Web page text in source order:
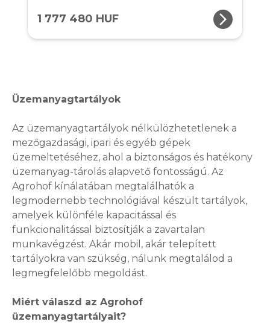
1 777 480 HUF arrow_forward_ios
Üzemanyagtartályok
Az üzemanyagtartályok nélkülözhetetlenek a
mezőgazdasági, ipari és egyéb gépek
üzemeltetéséhez, ahol a biztonságos és hatékony
üzemanyag-tárolás alapvető fontosságú. Az
Agrohof kínálatában megtalálhatók a
legmodernebb technológiával készült tartályok,
amelyek különféle kapacitással és
funkcionalitással biztosítják a zavartalan
munkavégzést. Akár mobil, akár telepített
tartályokra van szükség, nálunk megtalálod a
legmegfelelőbb megoldást.
Miért válaszd az Agrohof
üzemanyagtartályait?